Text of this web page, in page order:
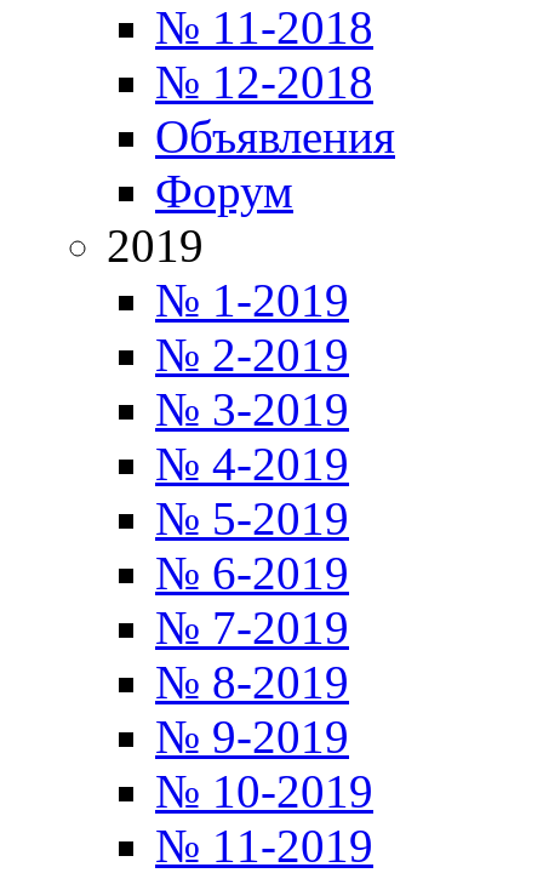
№ 11-2018
№ 12-2018
Объявления
Форум
2019
№ 1-2019
№ 2-2019
№ 3-2019
№ 4-2019
№ 5-2019
№ 6-2019
№ 7-2019
№ 8-2019
№ 9-2019
№ 10-2019
№ 11-2019